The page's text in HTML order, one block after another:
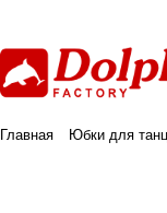
Главная Юбки для